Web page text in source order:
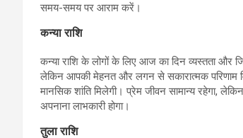
समय-समय पर आराम करें।
कन्या राशि
कन्या राशि के लोगों के लिए आज का दिन व्यस्तता और
लेकिन आपकी मेहनत और लगन से सकारात्मक परिणाम
मानसिक शांति मिलेगी। प्रेम जीवन सामान्य रहेगा,
अपनाना लाभकारी होगा।
तुला राशि